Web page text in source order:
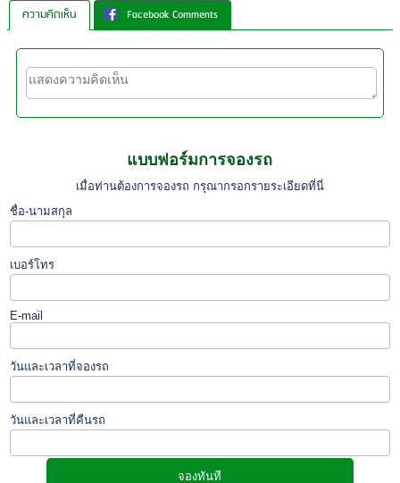
ความคิดเห็น Facebook Comments
แบบฟอร์มการจองรถ
เมื่อท่านต้องการจองรถ กรุณากรอกรายระเอียดที่นี่
ชื่อ-นามสกุล
เบอร์โทร
E-mail
วันและเวลาที่จองรถ
วันและเวลาที่คืนรถ